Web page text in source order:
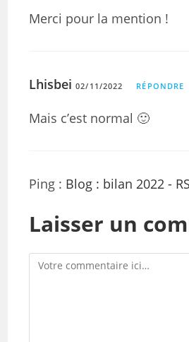
Merci pour la mention !
Lhisbei 02/11/2022 RÉPONDRE
Mais c’est normal 🙂
Ping : Blog : bilan 2022 -
Laisser un